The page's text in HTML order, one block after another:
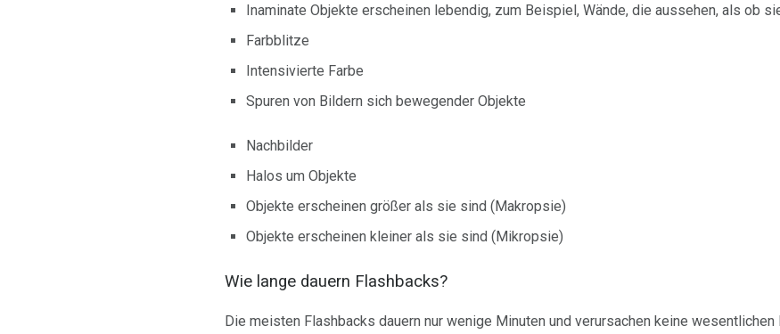
Inaminate Objekte erscheinen lebendig, zum Beispiel, Wände, die aussehen, als ob
Farbblitze
Intensivierte Farbe
Spuren von Bildern sich bewegender Objekte
Nachbilder
Halos um Objekte
Objekte erscheinen größer als sie sind (Makropsie)
Objekte erscheinen kleiner als sie sind (Mikropsie)
Wie lange dauern Flashbacks?
Die meisten Flashbacks dauern nur wenige Minuten und verursachen keine